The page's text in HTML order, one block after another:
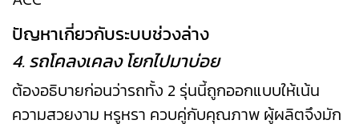
ปัญหาเกี่ยวกับระบบช่วงล่าง
4. รถโคลงเคลง โยกไปมาบ่อย
ต้องอธิบายก่อนว่ารถทั้ง 2 รุ่นนี้ถูกออกแบบให้เน้น
ความสวยงาม หรูหรา ควบคู่กับคุณภาพ ผู้ผลิตจึงมัก